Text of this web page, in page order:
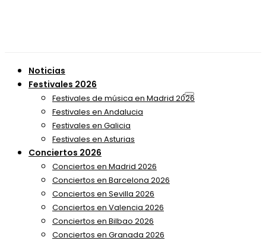
Noticias
Festivales 2026
Festivales de música en Madrid 2026
Festivales en Andalucia
Festivales en Galicia
Festivales en Asturias
Conciertos 2026
Conciertos en Madrid 2026
Conciertos en Barcelona 2026
Conciertos en Sevilla 2026
Conciertos en Valencia 2026
Conciertos en Bilbao 2026
Conciertos en Granada 2026